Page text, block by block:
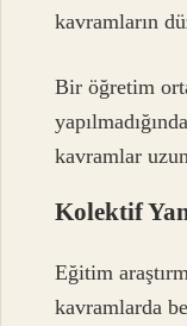
kavramların
Bir öğretim
kavramlar
Kolektif
Eğitim
kavramlarda